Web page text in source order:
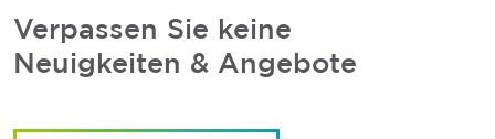
Verpassen Sie keine
Neuigkeiten & Angebote